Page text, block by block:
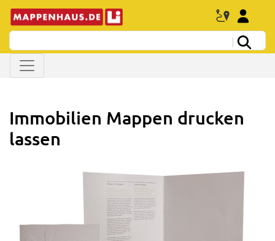
Immobilien Mappen drucken
lassen